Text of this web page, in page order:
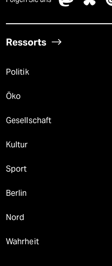
Ressorts
Politik
Öko
Gesellschaft
Kultur
Sport
Berlin
Nord
Wahrheit